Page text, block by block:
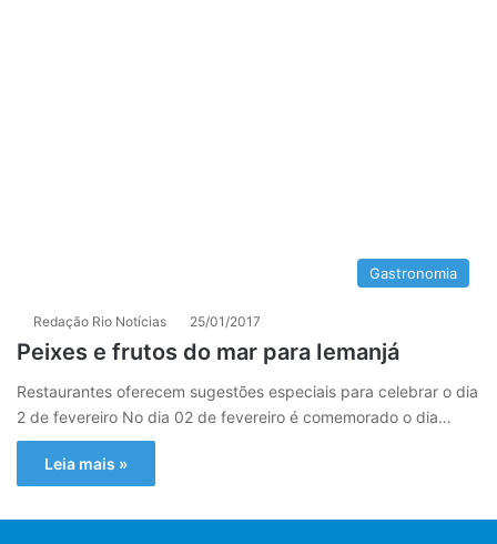
Gastronomia
Redação Rio Notícias 25/01/2017
Peixes e frutos do mar para Iemanjá
Restaurantes oferecem sugestões especiais para celebrar o dia
2 de fevereiro No dia 02 de fevereiro é comemorado o dia…
Leia mais »